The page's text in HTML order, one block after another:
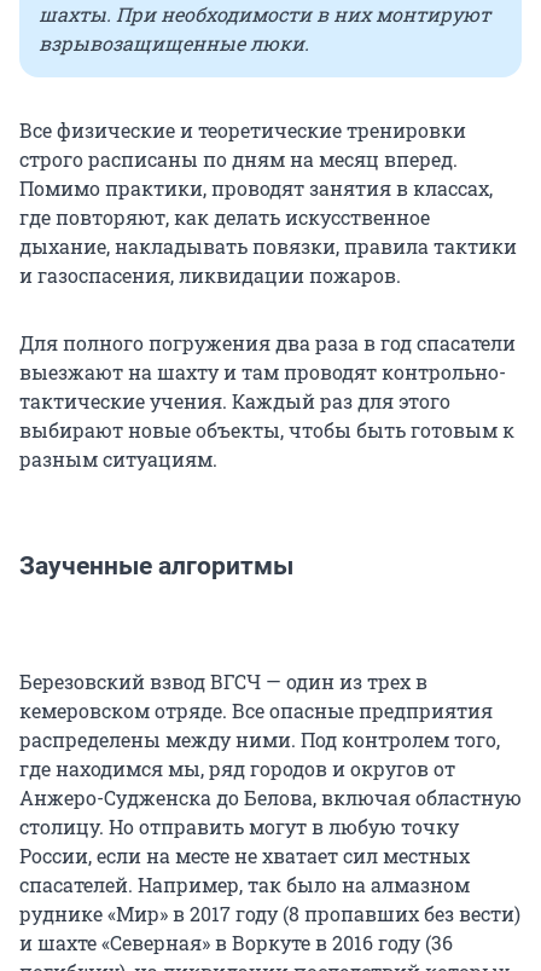
шахты. При необходимости в них монтируют
взрывозащищенные люки.
Все физические и теоретические тренировки
строго расписаны по дням на месяц вперед.
Помимо практики, проводят занятия в классах,
где повторяют, как делать искусственное
дыхание, накладывать повязки, правила тактики
и газоспасения, ликвидации пожаров.
Для полного погружения два раза в год спасатели
выезжают на шахту и там проводят контрольно-
тактические учения. Каждый раз для этого
выбирают новые объекты, чтобы быть готовым к
разным ситуациям.
Заученные алгоритмы
Березовский взвод ВГСЧ — один из трех в
кемеровском отряде. Все опасные предприятия
распределены между ними. Под контролем того,
где находимся мы, ряд городов и округов от
Анжеро-Судженска до Белова, включая областную
столицу. Но отправить могут в любую точку
России, если на месте не хватает сил местных
спасателей. Например, так было на алмазном
руднике «Мир» в 2017 году (8 пропавших без вести)
и шахте «Северная» в Воркуте в 2016 году (36